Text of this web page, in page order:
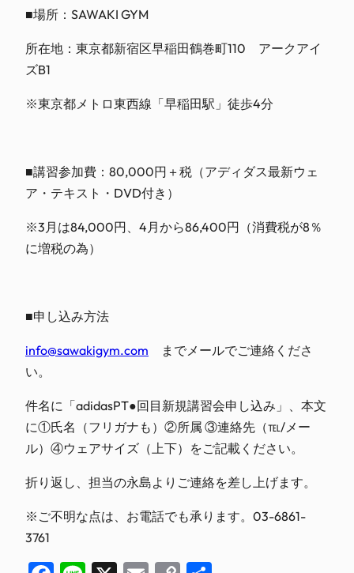
■場所：SAWAKI GYM
所在地：東京都新宿区早稲田鶴巻町110 アークアイ
ズB1
※東京都メトロ東西線「早稲田駅」徒歩4分
■講習参加費：80,000円＋税（アディダス最新ウェ
ア・テキスト・DVD付き）
※3月は84,000円、4月から86,400円（消費税が8％
に増税の為）
■申し込み方法
info@sawakigym.com までメールでご連絡くださ
い。
件名に「adidasPT●回目新規講習会申し込み」、本文
に①氏名（フリガナも）②所属 ③連絡先（℡/メー
ル）④ウェアサイズ（上下）をご記載ください。
折り返し、担当の永島よりご連絡を差し上げます。
※ご不明な点は、お電話でも承ります。03-6861-
3761